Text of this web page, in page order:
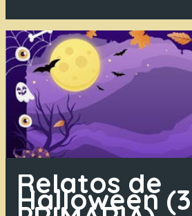
Relatos de
Halloween